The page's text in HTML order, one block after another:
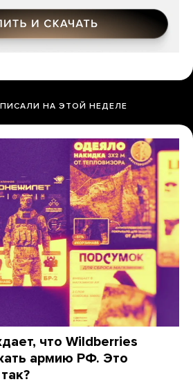
НА ЭТОЙ НЕДЕЛЕ
что Wildberries
армию РФ. Это